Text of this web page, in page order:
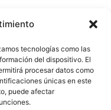
tecnologías como las
del dispositivo. El
procesar datos como
únicas en este
puede afectar